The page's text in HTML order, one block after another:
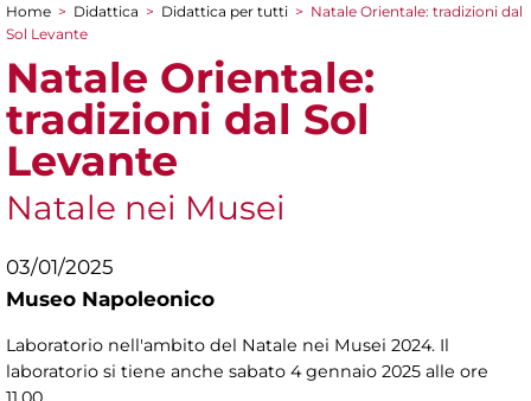
Tu sei qui
Home > Didattica > Didattica per tutti > Natale Orientale: tradizioni dal
Sol Levante
Natale Orientale:
tradizioni dal Sol
Levante
Natale nei Musei
03/01/2025
Museo Napoleonico
Laboratorio nell'ambito del Natale nei Musei 2024. Il
laboratorio si tiene anche sabato 4 gennaio 2025 alle ore